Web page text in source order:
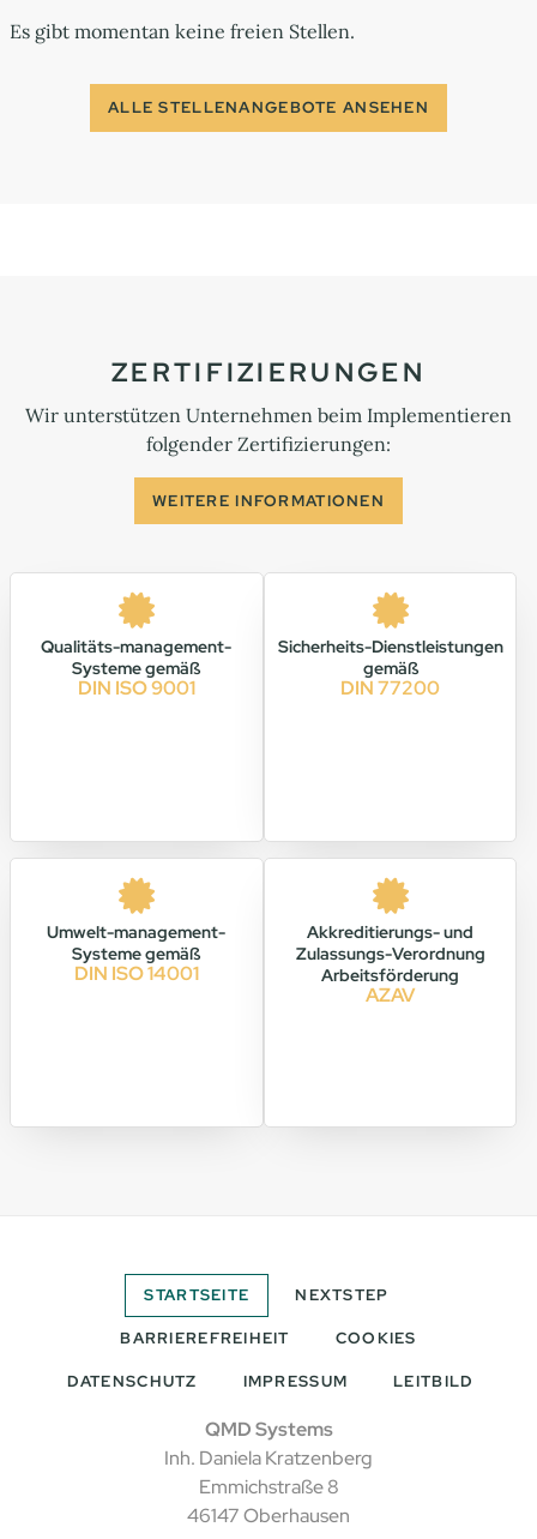
Es gibt momentan keine freien Stellen.
ALLE STELLENANGEBOTE ANSEHEN
ZERTIFIZIERUNGEN
Wir unterstützen Unternehmen beim Implementieren
folgender Zertifizierungen:
WEITERE INFORMATIONEN
Qualitäts-management-
Systeme gemäß
DIN ISO 9001
Sicherheits-Dienstleistungen
gemäß
DIN 77200
Umwelt-management-
Systeme gemäß
DIN ISO 14001
Akkreditierungs- und
Zulassungs-Verordnung
Arbeitsförderung
AZAV
STARTSEITE NEXTSTEP
BARRIEREFREIHEIT COOKIES
DATENSCHUTZ IMPRESSUM LEITBILD
QMD Systems
Inh. Daniela Kratzenberg
Emmichstraße 8
46147 Oberhausen